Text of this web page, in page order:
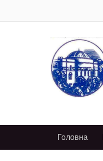
Головна